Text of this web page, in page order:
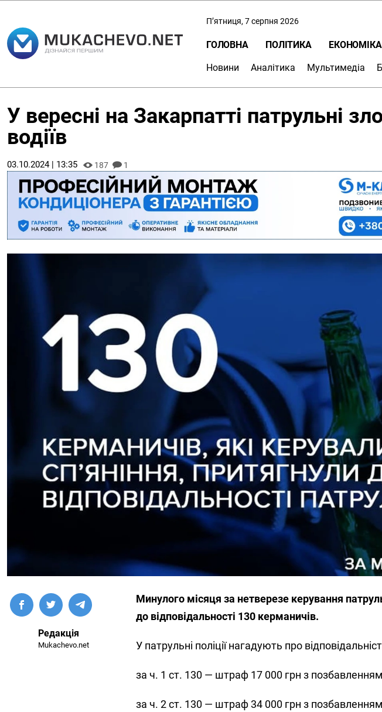
П’ятниця, 7 серпня 2026
ГОЛОВНА ПОЛІТИКА ЕКОНОМІКА
Новини Аналітика Мультимедіа
У вересні на Закарпатті патрульні
водіїв
03.10.2024 | 13:35 187 1
Редакція
Mukachevo.net
Минулого місяця за нетверезе керування
до відповідальності 130 керманичів.
У патрульні поліції нагадують про
за ч. 1 ст. 130 — штраф 17 000 грн з
за ч. 2 ст. 130 — штраф 34 000 грн з